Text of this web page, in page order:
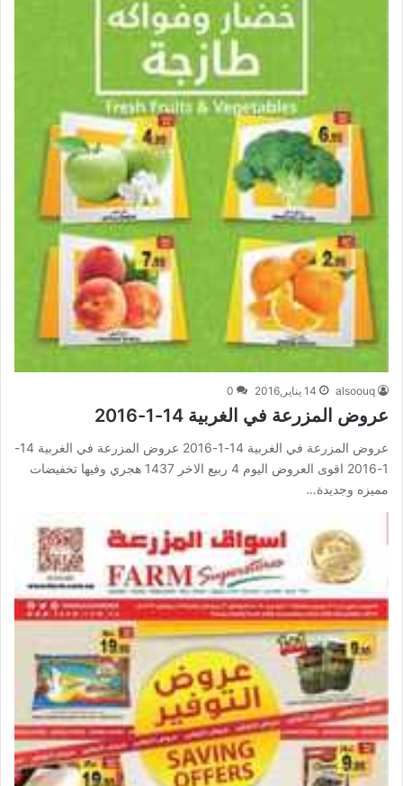
alsoouq 14 يناير,2016 0
عروض المزرعة في الغربية 14-1-2016
عروض المزرعة في الغربية 14-1-2016 عروض المزرعة في الغربية 14-
1-2016 اقوى العروض اليوم 4 ربيع الاخر 1437 هجري وفيها تخفيضات
مميزه وجديدة…